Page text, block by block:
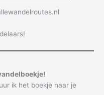
ik het boekje naar je